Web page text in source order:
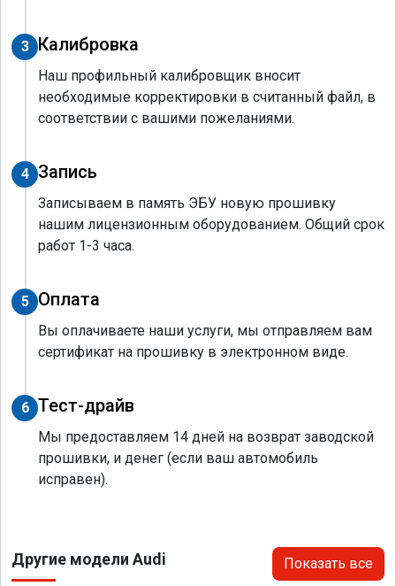
3 Калибровка
Наш профильный калибровщик вносит
необходимые корректировки в считанный файл, в
соответствии с вашими пожеланиями.
4 Запись
Записываем в память ЭБУ новую прошивку
нашим лицензионным оборудованием. Общий срок
работ 1-3 часа.
5 Оплата
Вы оплачиваете наши услуги, мы отправляем вам
сертификат на прошивку в электронном виде.
6 Тест-драйв
Мы предоставляем 14 дней на возврат заводской
прошивки, и денег (если ваш автомобиль
исправен).
Другие модели Audi Показать все